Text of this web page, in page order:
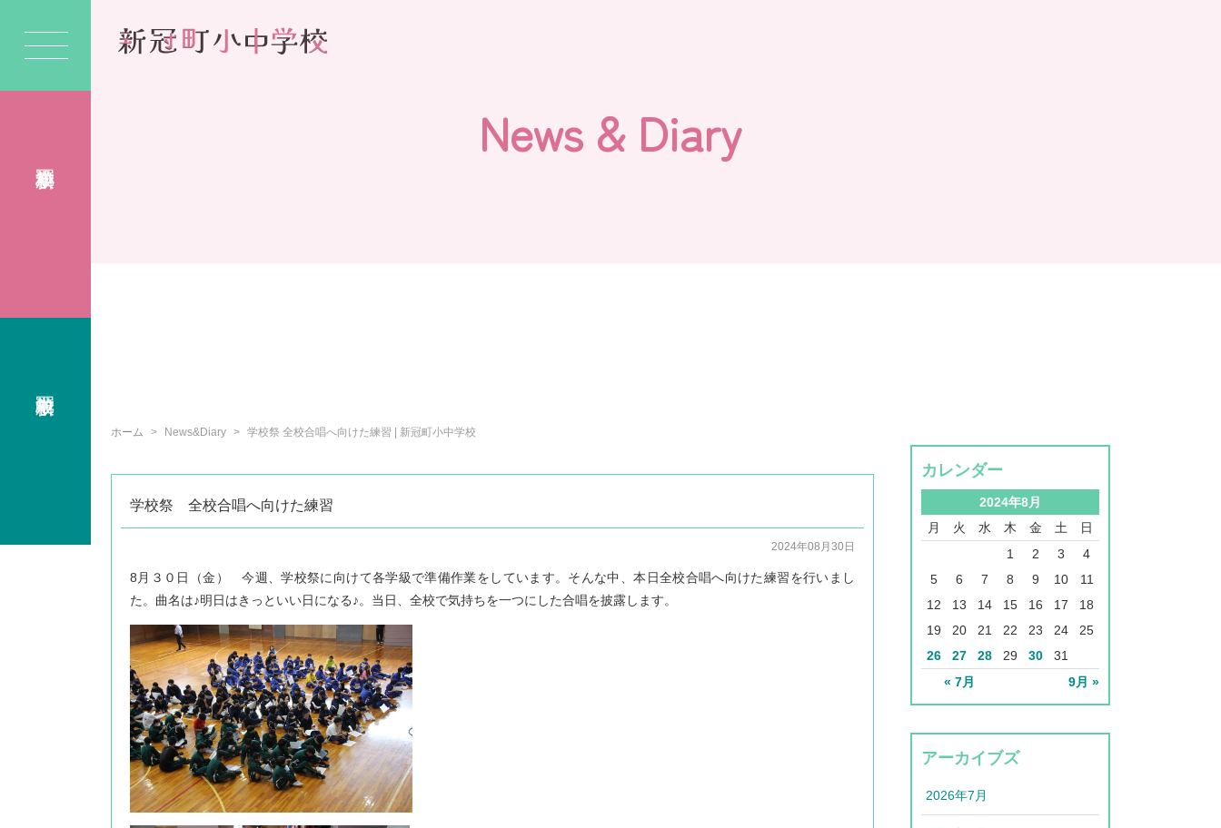
News & Diary
ホーム News&Diary 学校祭 全校合唱へ向けた練習 | 新冠町小中学校
学校祭 全校合唱へ向けた練習
2024年08月30日
8月３０日（金） 今週、学校祭に向けて各学級で準備作業をしています。そんな中、本日全校合唱へ向けた練習を行いまし
た。曲名は♪明日はきっといい日になる♪。当日、全校で気持ちを一つにした合唱を披露します。
カレンダー
2024年8月
月
火 水 木 金 土 日
« 7月 9月 »
1 2 3
4
5
6 7 8 9 10
11
12
13 14 15 16 17
18
19
20 21 22 23 24
25
26
27 28 29 30 31
アーカイブズ
2026年7月